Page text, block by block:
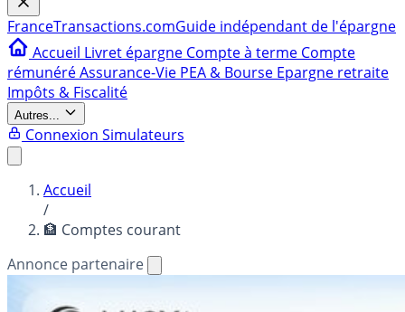
FranceTransactions.comGuide indépendant de l'épargne
Accueil Livret épargne Compte à terme Compte
rémunéréAssurance-Vie PEA & Bourse Epargne retraite
Impôts & Fiscalité
Autres...
Connexion Simulateurs
Accueil
/
🏦 Comptes courant
Annonce partenaire